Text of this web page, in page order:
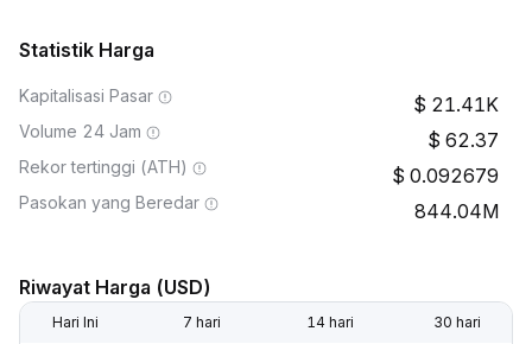
Statistik Harga
Kapitalisasi Pasar 21.41K
Volume 24 Jam 62.37
Rekor tertinggi (ATH) 0.092679
Pasokan yang Beredar 844.04M
Riwayat Harga (USD)
Hari Ini 7 hari 14 hari 30 hari